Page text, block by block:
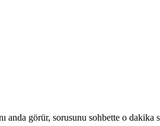
görür, sorusunu sohbette o dakika